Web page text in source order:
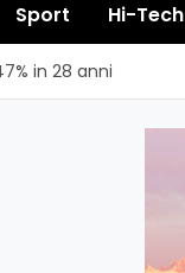
Sport Hi-Tech
in 28 anni